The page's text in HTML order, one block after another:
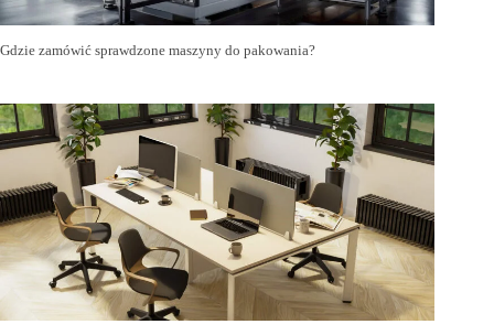
Gdzie zamówić sprawdzone maszyny do pakowania?